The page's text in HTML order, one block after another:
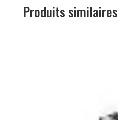
Produits similaires